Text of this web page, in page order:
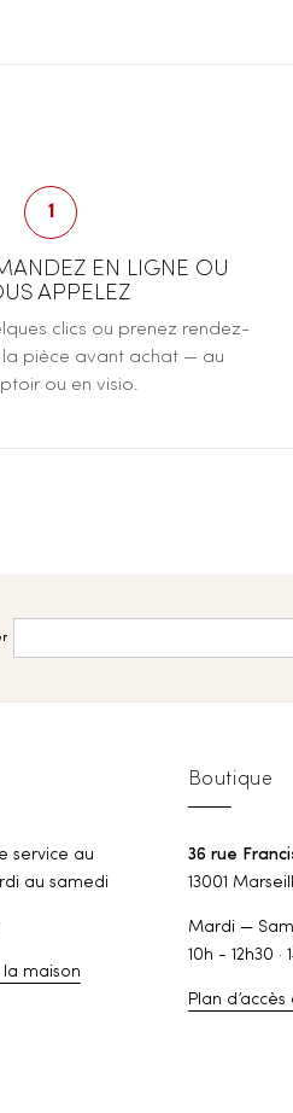
1
EN LIGNE OU
APPELEZ
clics ou prenez rendez-
la pièce avant achat — au
ou en visio.
service au
au samedi
maison
Boutique
36 rue
13001
Mardi —
10h - 12h30 ·
Plan